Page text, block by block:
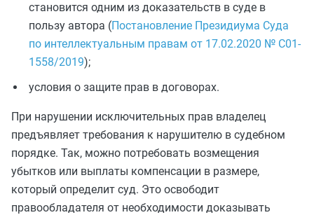
становится одним из доказательств в суде в
пользу автора (Постановление Президиума Суда
по интеллектуальным правам от 17.02.2020 № С01-
1558/2019);
условия о защите прав в договорах.
При нарушении исключительных прав владелец
предъявляет требования к нарушителю в судебном
порядке. Так, можно потребовать возмещения
убытков или выплаты компенсации в размере,
который определит суд. Это освободит
правообладателя от необходимости доказывать